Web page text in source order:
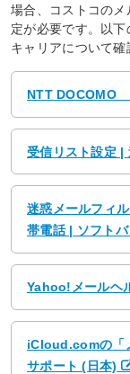
場合、コストコの
定が必要です。以
キャリアについて確
NTT DOCOMO
受信リスト設定 |
迷惑メールフィ
帯電話 | ソフトバ
Yahoo!メールヘ
iCloud.comの「
サポート (日本)